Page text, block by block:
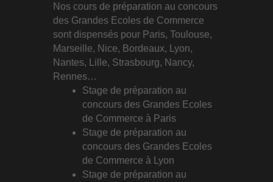
Nos cours de préparation au concours
des Grandes Ecoles de Commerce
sont dispensés pour Paris, Toulouse,
Marseille, Nice, Bordeaux, Lyon,
Nantes, Lille, Strasbourg, Nancy,
Rennes…
Stage de préparation au
concours des Grandes Ecoles
de Commerce à Paris
Stage de préparation au
concours des Grandes Ecoles
de Commerce à Lyon
Stage de préparation au